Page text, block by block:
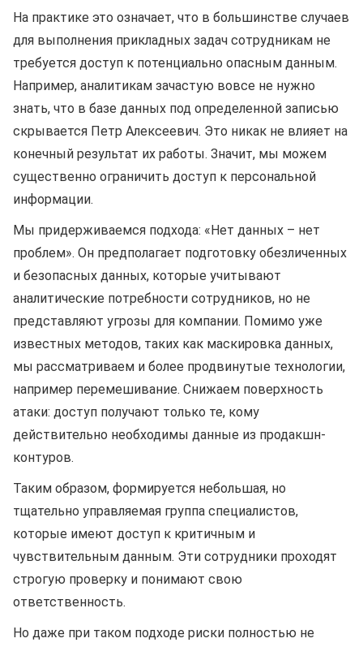
На практике это означает, что в большинстве случаев
для выполнения прикладных задач сотрудникам не
требуется доступ к потенциально опасным данным.
Например, аналитикам зачастую вовсе не нужно
знать, что в базе данных под определенной записью
скрывается Петр Алексеевич. Это никак не влияет на
конечный результат их работы. Значит, мы можем
существенно ограничить доступ к персональной
информации.
Мы придерживаемся подхода: «Нет данных – нет
проблем». Он предполагает подготовку обезличенных
и безопасных данных, которые учитывают
аналитические потребности сотрудников, но не
представляют угрозы для компании. Помимо уже
известных методов, таких как маскировка данных,
мы рассматриваем и более продвинутые технологии,
например перемешивание. Снижаем поверхность
атаки: доступ получают только те, кому
действительно необходимы данные из продакшн-
контуров.
Таким образом, формируется небольшая, но
тщательно управляемая группа специалистов,
которые имеют доступ к критичным и
чувствительным данным. Эти сотрудники проходят
строгую проверку и понимают свою
ответственность.
Но даже при таком подходе риски полностью не